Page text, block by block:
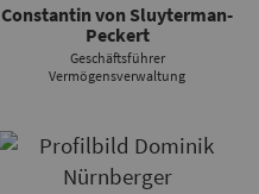
Constantin von Sluyterman-
Peckert
Geschäftsführer
Vermögensverwaltung